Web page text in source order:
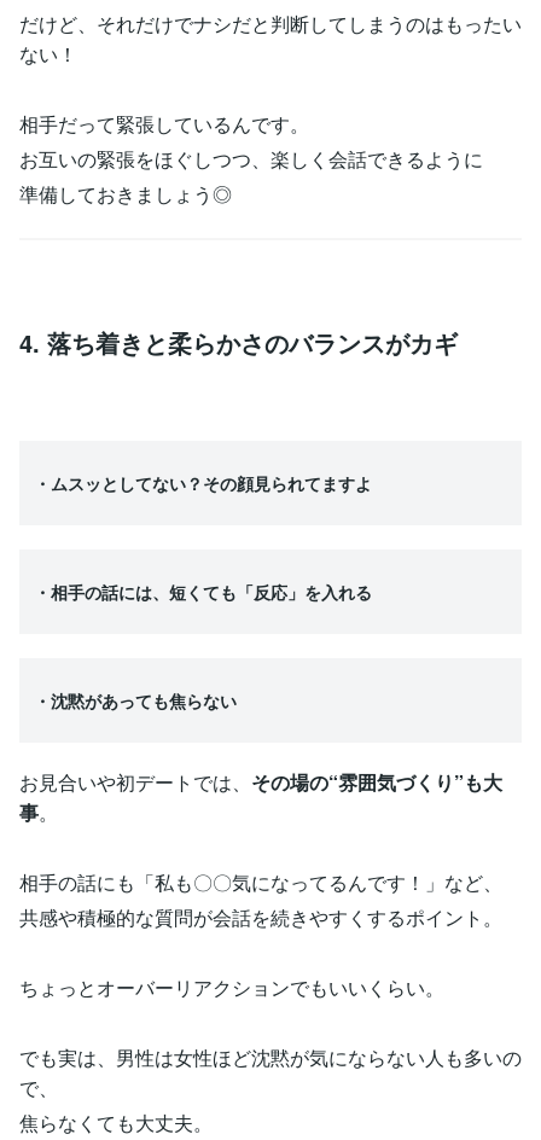
だけど、それだけでナシだと判断してしまうのはもったい
ない！
相手だって緊張しているんです。
お互いの緊張をほぐしつつ、楽しく会話できるように
準備しておきましょう◎
4. 落ち着きと柔らかさのバランスがカギ
・ムスッとしてない？その顔見られてますよ
・相手の話には、短くても「反応」を入れる
・沈黙があっても焦らない
お見合いや初デートでは、 その場の“雰囲気づくり”も大
事。
相手の話にも「私も〇〇気になってるんです！」など、
共感や積極的な質問が会話を続きやすくするポイント。
ちょっとオーバーリアクションでもいいくらい。
でも実は、男性は女性ほど沈黙が気にならない人も多いの
で、
焦らなくても大丈夫。